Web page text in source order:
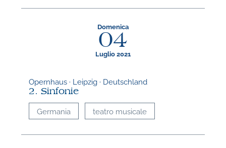
Domenica
04
Luglio 2021
Opernhaus · Leipzig · Deutschland
2. Sinfonie
Germania teatro musicale